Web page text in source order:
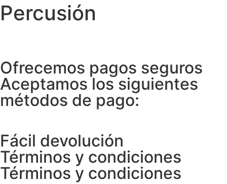
Percusión
Ofrecemos pagos seguros
Aceptamos los siguientes
métodos de pago:
Fácil devolución
Términos y condiciones
Términos y condiciones